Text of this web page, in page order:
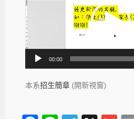
播
放
器
00:00
本系招生簡章 (開新視窗)